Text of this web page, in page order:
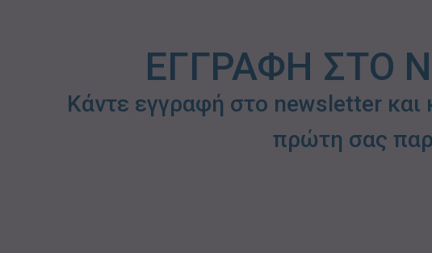
ΕΓΓΡΑΦΗ ΣΤΟ
Κάντε εγγραφή στο newsletter και
πρώτη σας